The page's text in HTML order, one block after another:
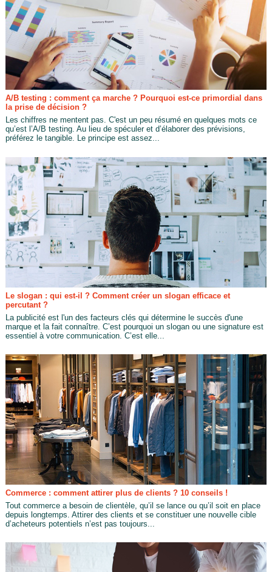
A/B testing : comment ça marche ? Pourquoi est-ce primordial dans
la prise de décision ?
Les chiffres ne mentent pas. C'est un peu résumé en quelques mots ce
qu’est l’A/B testing. Au lieu de spéculer et d’élaborer des prévisions,
préférez le tangible. Le principe est assez...
Le slogan : qui est-il ? Comment créer un slogan efficace et
percutant ?
La publicité est l'un des facteurs clés qui détermine le succès d'une
marque et la fait connaître. C’est pourquoi un slogan ou une signature est
essentiel à votre communication. C’est elle...
Commerce : comment attirer plus de clients ? 10 conseils !
Tout commerce a besoin de clientèle, qu’il se lance ou qu’il soit en place
depuis longtemps. Attirer des clients et se constituer une nouvelle cible
d’acheteurs potentiels n’est pas toujours...